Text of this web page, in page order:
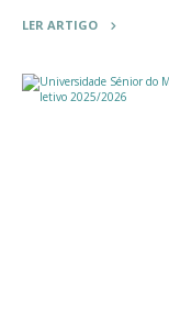
LER ARTIGO